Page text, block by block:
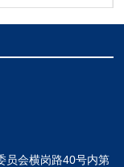
员会横岗路40号内第